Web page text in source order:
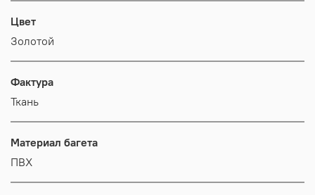
Цвет
Золотой
Фактура
Ткань
Материал багета
ПВХ